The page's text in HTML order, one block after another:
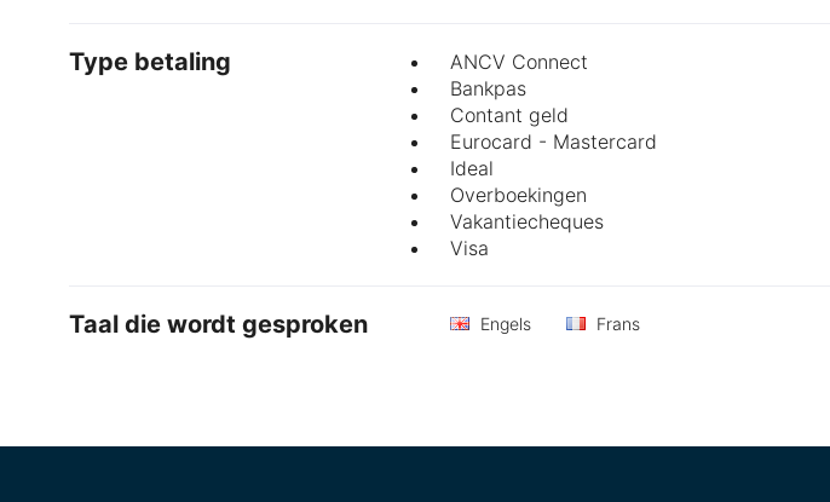
Type betaling ANCV Connect
Bankpas
Contant geld
Eurocard - Mastercard
Ideal
Overboekingen
Vakantiecheques
Visa
Taal die wordt gesproken Engels Frans